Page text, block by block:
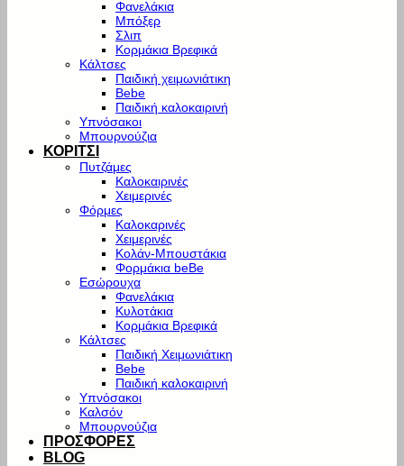
Φανελάκια
Μπόξερ
Σλιπ
Κορμάκια Βρεφικά
Κάλτσες
Παιδική χειμωνιάτικη
Bebe
Παιδική καλοκαιρινή
Υπνόσακοι
Μπουρνούζια
ΚΟΡΙΤΣΙ
Πυτζάμες
Καλοκαιρινές
Χειμερινές
Φόρμες
Καλοκαρινές
Χειμερινές
Κολάν-Μπουστάκια
Φορμάκια beBe
Εσώρουχα
Φανελάκια
Κυλοτάκια
Κορμάκια Βρεφικά
Κάλτσες
Παιδική Χειμωνιάτικη
Bebe
Παιδική καλοκαιρινή
Υπνόσακοι
Καλσόν
Μπουρνούζια
ΠΡΟΣΦΟΡΕΣ
BLOG